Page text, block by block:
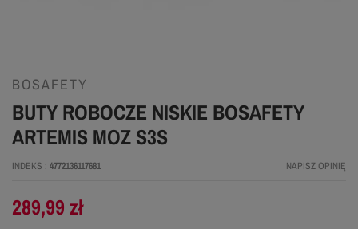
BOSAFETY
BUTY ROBOCZE NISKIE BOSAFETY
ARTEMIS MOZ S3S
INDEKS 4772136117681 NAPISZ OPINIĘ
289,99 zł